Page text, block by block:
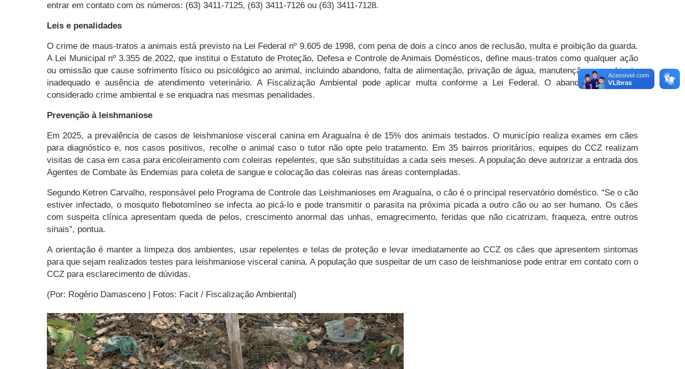
entrar em contato com os números: (63) 3411-7125, (63) 3411-7126 ou (63) 3411-7128.
Leis e penalidades
O crime de maus-tratos a animais está previsto na Lei Federal nº 9.605 de 1998, com pena de dois a cinco anos de reclusão, multa e proibição da guarda.
A Lei Municipal nº 3.355 de 2022, que institui o Estatuto de Proteção, Defesa e Controle de Animais Domésticos, define maus-tratos como qualquer ação
ou omissão que cause sofrimento físico ou psicológico ao animal, incluindo abandono, falta de alimentação, privação de água, manutenção em ambiente
inadequado e ausência de atendimento veterinário. A Fiscalização Ambiental pode aplicar multa conforme a Lei Federal. O abandono também é
considerado crime ambiental e se enquadra nas mesmas penalidades.
Prevenção à leishmaniose
Em 2025, a prevalência de casos de leishmaniose visceral canina em Araguaína é de 15% dos animais testados. O município realiza exames em cães
para diagnóstico e, nos casos positivos, recolhe o animal caso o tutor não opte pelo tratamento. Em 35 bairros prioritários, equipes do CCZ realizam
visitas de casa em casa para encoleiramento com coleiras repelentes, que são substituídas a cada seis meses. A população deve autorizar a entrada dos
Agentes de Combate às Endemias para coleta de sangue e colocação das coleiras nas áreas contempladas.
Segundo Ketren Carvalho, responsável pelo Programa de Controle das Leishmanioses em Araguaína, o cão é o principal reservatório doméstico. “Se o cão
estiver infectado, o mosquito flebotomíneo se infecta ao picá-lo e pode transmitir o parasita na próxima picada a outro cão ou ao ser humano. Os cães
com suspeita clínica apresentam queda de pelos, crescimento anormal das unhas, emagrecimento, feridas que não cicatrizam, fraqueza, entre outros
sinais”, pontua.
A orientação é manter a limpeza dos ambientes, usar repelentes e telas de proteção e levar imediatamente ao CCZ os cães que apresentem sintomas
para que sejam realizados testes para leishmaniose visceral canina. A população que suspeitar de um caso de leishmaniose pode entrar em contato com o
CCZ para esclarecimento de dúvidas.
(Por: Rogério Damasceno | Fotos: Facit / Fiscalização Ambiental)